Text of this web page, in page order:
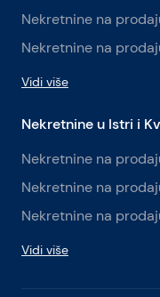
Nekretnine na
Nekretnine na
Vidi više
Nekretnine u Istri i
Nekretnine na
Nekretnine na
Nekretnine na
Vidi više